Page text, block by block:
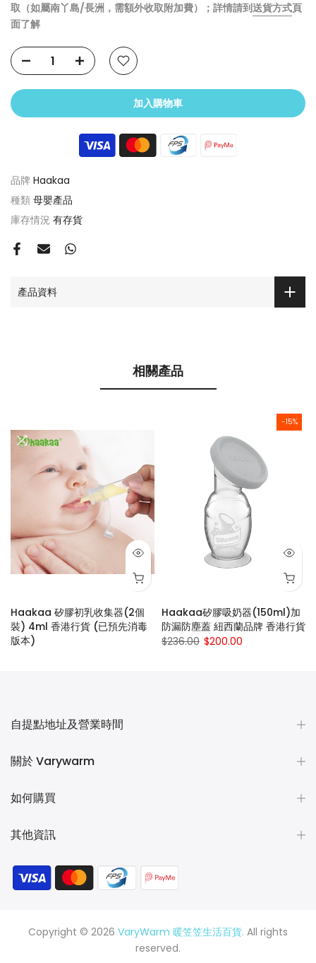
取（如屬南丫島/長洲，需額外收取附加費）；詳情請到送貨方式頁
面了解
加入購物車
品牌 Haakaa
種類 母嬰產品
庫存情況 有存貨
產品資料
相關產品
Haakaa 矽膠初乳收集器(2個
裝) 4ml 香港行貨 (已預先消毒
版本)
-15%
Haakaa矽膠吸奶器(150ml)加
防漏防塵蓋 紐西蘭品牌 香港行貨
$236.00 $200.00
自提點地址及營業時間
關於 Varywarm
如何購買
其他資訊
Copyright © 2026 VaryWarm 暖笠笠生活百貨. All rights
reserved.